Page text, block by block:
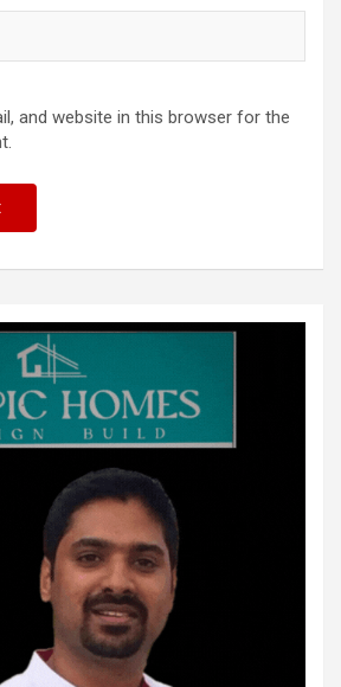
and website in this browser for the